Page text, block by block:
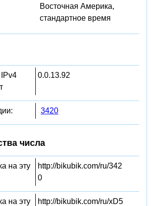
Восточная Америка,
стандартное время
0.0.13.92
3420
числа
на эту
http://bikubik.com/ru/342
0
на эту
http://bikubik.com/ru/xD5